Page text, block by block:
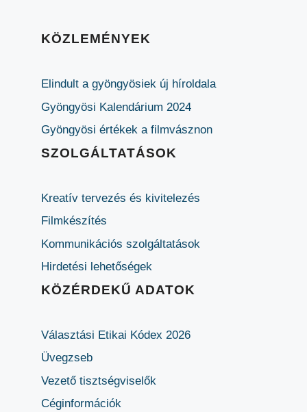
KÖZLEMÉNYEK
Elindult a gyöngyösiek új híroldala
Gyöngyösi Kalendárium 2024
Gyöngyösi értékek a filmvásznon
SZOLGÁLTATÁSOK
Kreatív tervezés és kivitelezés
Filmkészítés
Kommunikációs szolgáltatások
Hirdetési lehetőségek
KÖZÉRDEKŰ ADATOK
Választási Etikai Kódex 2026
Üvegzseb
Vezető tisztségviselők
Céginformációk